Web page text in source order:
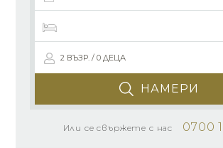
2 ВЪЗР. / 0 ДЕЦА
НАМЕРИ
Или се свържете с нас 0700